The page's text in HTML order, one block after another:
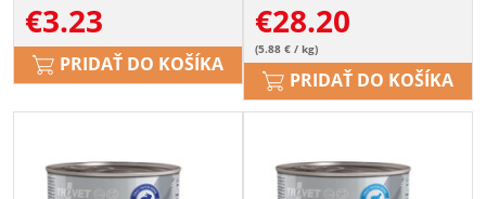
€3.23
PRIDAŤ DO KOŠÍKA
€28.20
(5.88 € / kg)
PRIDAŤ DO KOŠÍKA